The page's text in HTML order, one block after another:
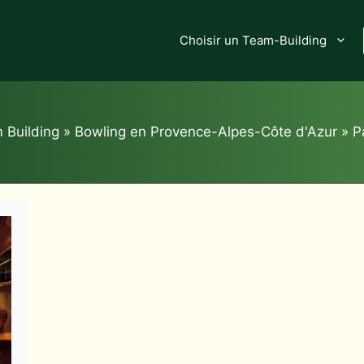
Choisir un Team-Building
Building » Bowling en Provence-Alpes-Côte d'Azur»